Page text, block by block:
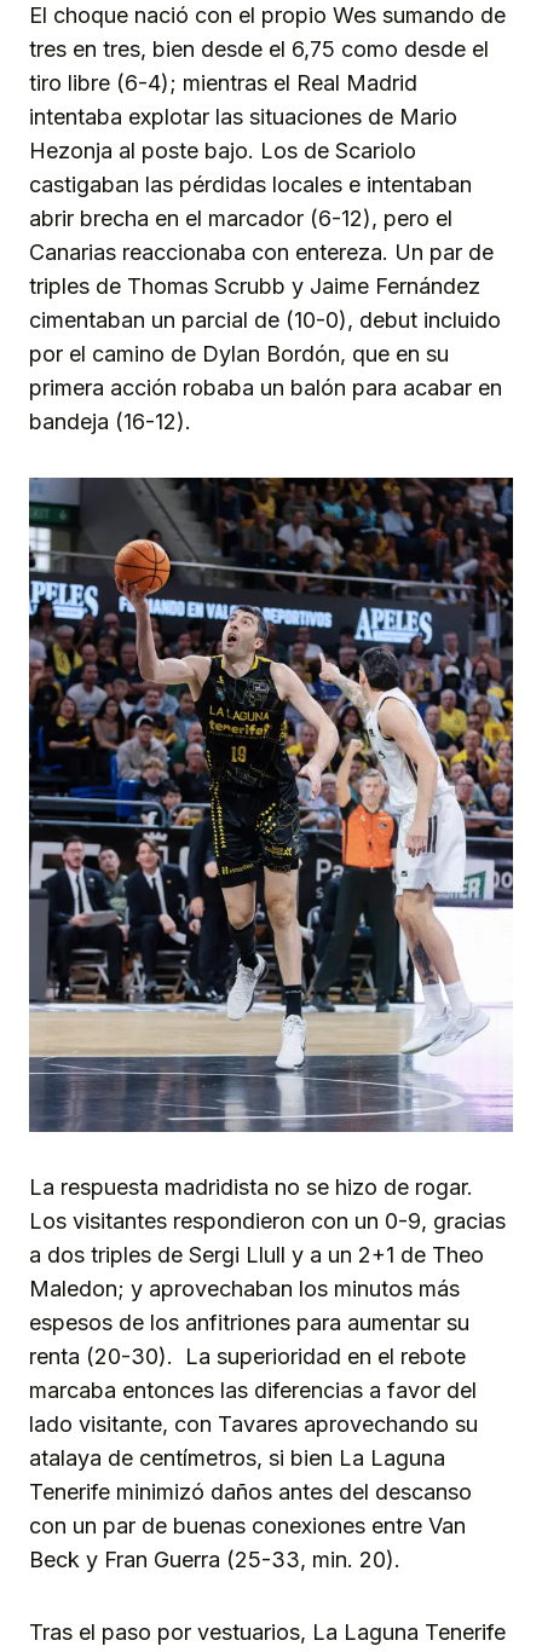
El choque nació con el propio Wes sumando de
tres en tres, bien desde el 6,75 como desde el
tiro libre (6-4); mientras el Real Madrid
intentaba explotar las situaciones de Mario
Hezonja al poste bajo. Los de Scariolo
castigaban las pérdidas locales e intentaban
abrir brecha en el marcador (6-12), pero el
Canarias reaccionaba con entereza. Un par de
triples de Thomas Scrubb y Jaime Fernández
cimentaban un parcial de (10-0), debut incluido
por el camino de Dylan Bordón, que en su
primera acción robaba un balón para acabar en
bandeja (16-12).
La respuesta madridista no se hizo de rogar.
Los visitantes respondieron con un 0-9, gracias
a dos triples de Sergi Llull y a un 2+1 de Theo
Maledon; y aprovechaban los minutos más
espesos de los anfitriones para aumentar su
renta (20-30). La superioridad en el rebote
marcaba entonces las diferencias a favor del
lado visitante, con Tavares aprovechando su
atalaya de centímetros, si bien La Laguna
Tenerife minimizó daños antes del descanso
con un par de buenas conexiones entre Van
Beck y Fran Guerra (25-33, min. 20).
Tras el paso por vestuarios, La Laguna Tenerife